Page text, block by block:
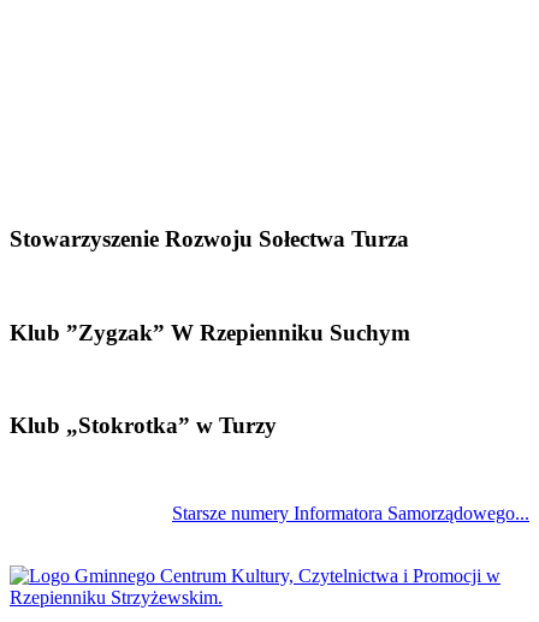
Stowarzyszenie Rozwoju Sołectwa Turza
Klub ”Zygzak” W Rzepienniku Suchym
Klub „Stokrotka” w Turzy
Starsze numery Informatora Samorządowego...